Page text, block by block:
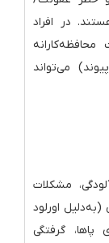
در افراد
می‌تواند
مشکلات
اورلود
پاها، گرفتگی